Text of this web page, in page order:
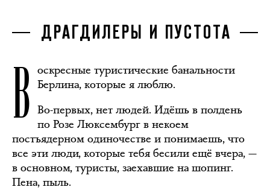
ДРАГДИЛЕРЫ И ПУСТОТА
В оскресные туристические банальности
Берлина, которые я люблю.
Во-первых, нет людей. Идёшь в полдень
по Розе Люксембург в некоем
постъядерном одиночестве и понимаешь, что
все эти люди, которые тебя бесили ещё вчера, —
в основном, туристы, заехавшие на шопинг.
Пена, пыль.